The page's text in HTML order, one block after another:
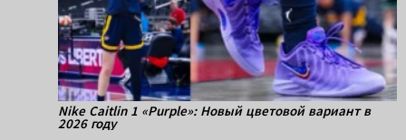
Nike Caitlin 1 «Purple»: Новый цветовой вариант в
2026 году